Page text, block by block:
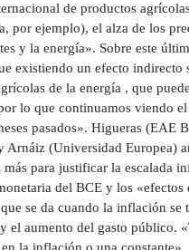
de productos
por ejemplo), el alza de los
y la energía». Sobre este
existiendo un efecto indirecto
de la energía , que
lo que continuamos viendo
pasados». Higueras (EAE
Arnáiz (Universidad Europea)
más para justificar la escalada
del BCE y los «efectos
se da cuando la inflación se
el aumento del gasto público.